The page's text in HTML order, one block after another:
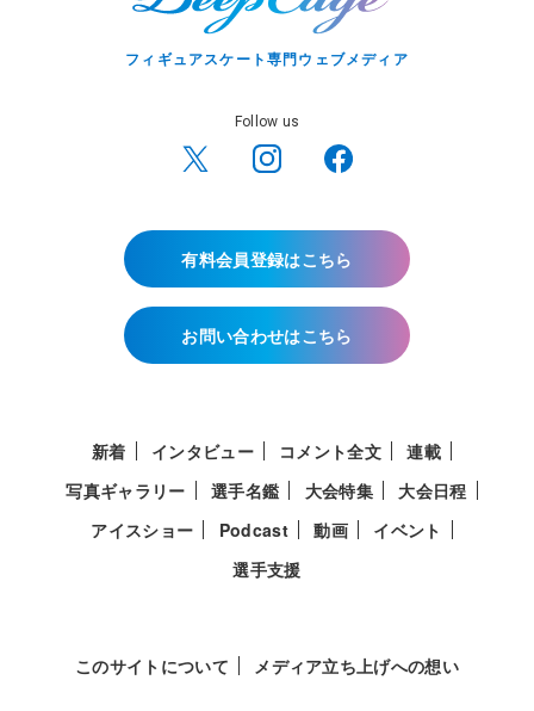
フィギュアスケート専門ウェブメディア
Follow us
有料会員登録はこちら
お問い合わせはこちら
新着 インタビュー コメント全文
連載
写真ギャラリー
選手名鑑 大会特集
大会日程
アイスショー
Podcast 動画
イベント
選手支援
このサイトについて メディア立ち上げへの想い